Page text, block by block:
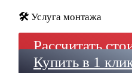
🛠️ Услуга монтажа
Рассчитать
Купить в 1